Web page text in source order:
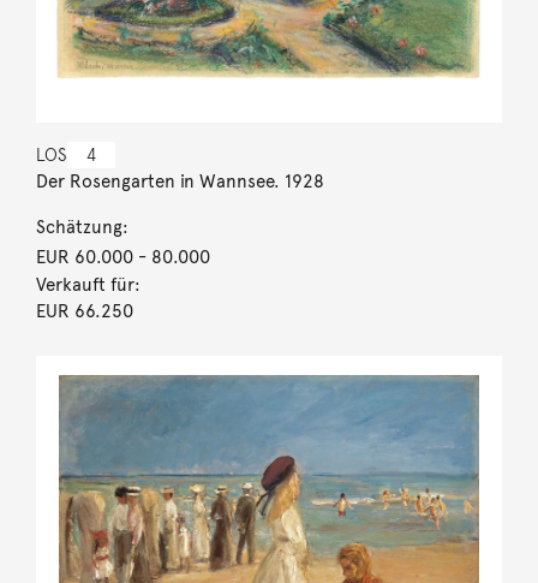
LOS 4
Der Rosengarten in Wannsee. 1928
Schätzung:
EUR 60.000- 80.000
Verkauft für:
EUR 66.250